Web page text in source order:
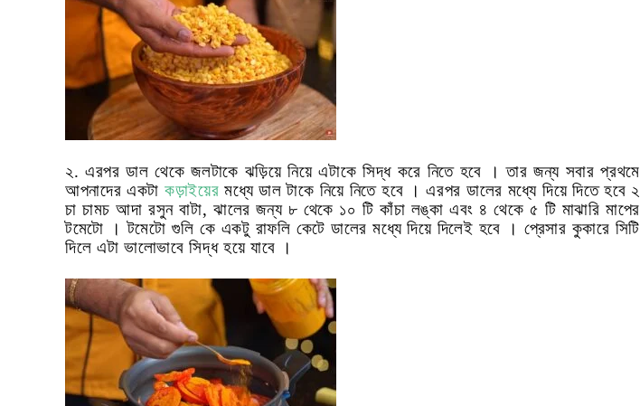
২. এরপর ডাল থেকে জলটাকে ঝড়িয়ে নিয়ে এটাকে সিদ্ধ করে নিতে হবে । তার জন্য সবার প্রথমে
আপনাদের একটা কড়াইয়ের মধ্যে ডাল টাকে নিয়ে নিতে হবে । এরপর ডালের মধ্যে দিয়ে দিতে হবে ২
চা চামচ আদা রসুন বাটা, ঝালের জন্য ৮ থেকে ১০ টি কাঁচা লঙ্কা এবং ৪ থেকে ৫ টি মাঝারি মাপের
টমেটো । টমেটো গুলি কে একটু রাফলি কেটে ডালের মধ্যে দিয়ে দিলেই হবে । প্রেসার কুকারে সিটি
দিলে এটা ভালোভাবে সিদ্ধ হয়ে যাবে ।